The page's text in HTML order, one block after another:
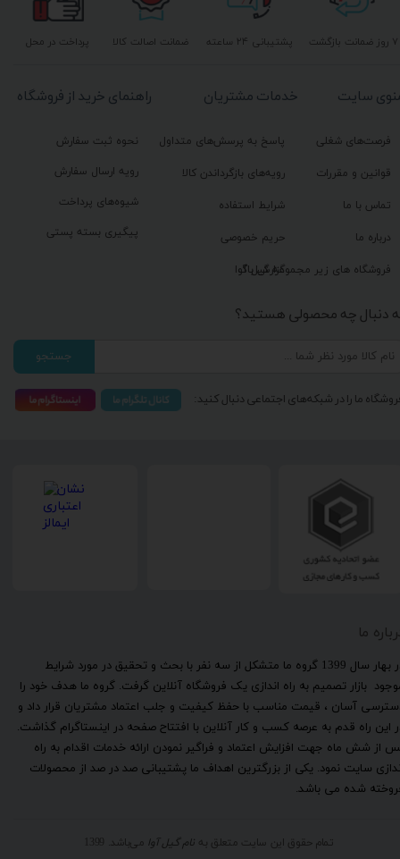
ما
​در بهار سال 1399 گروه ما متشکل از سه نفر با بحث و تحقیق در مورد شرایط
بازار تصمیم به راه اندازی یک فروشگاه آنلاین گرفت. گروه ما هدف خود را
آسان ، قیمت مناسب با حفظ کیفیت و جلب اعتماد مشتریان قرار داد و
این راه قدم به عرصه کسب و کار آنلاین با افتتاح صفحه در اینستاگرام گذاشت.
از شش ماه جهت افزایش اعتماد و فراگیر نمودن ارائه خدمات اقدام به راه
سایت نمود. یکی از بزرگترین اهداف ما پشتیبانی صد در صد از محصولات
شده می باشد.
تمام حقوق این سایت متعلق به نام گیل آوا می‌باشد. 1399
پشتیبانی ۲۴ ساعته پرداخت در محل ۷ روز ضمانت بازگشت ضمانت اصالت کالا
راهنمای خرید از فروشگاه
نحوه ثبت سفارش
رویه ارسال سفارش
شیوه‌های پرداخت
پیگیری بسته پستی
خدمات مشتریان
پاسخ به پرسش‌های متداول
رویه‌های بازگرداندن کالا
شرایط استفاده
حریم خصوصی
گزارش باگ
سایت
فرصت‌های شغلی
قوانین و مقررات
تماس با ما
درباره ما
فروشگاه های زیر مجموعه گیل آوا
دنبال چه محصولی هستید؟
جستجو
ما را در شبکه‌های اجتماعی دنبال کنید: